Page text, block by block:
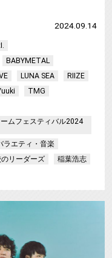
2024.09.14
BABYMETAL
LUNA SEA
RIIZE
TMG
ムフェスティバル2024
ラエティ・音楽
リーダーズ
稲葉浩志